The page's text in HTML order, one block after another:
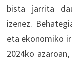
bista jarrita
izenez.
eta ekonomiko
2024ko